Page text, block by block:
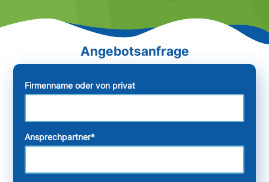
Firmenname oder von privat
Ansprechpartner*